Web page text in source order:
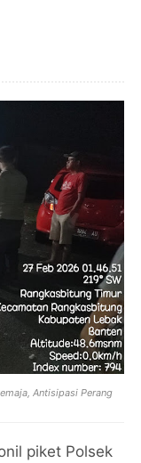
Antisipasi Perang
piket Polsek